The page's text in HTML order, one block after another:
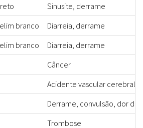
Sinusite, derrame
branco
Diarreia, derrame
branco
Diarreia, derrame
Câncer
Acidente vascular cerebral
Derrame, convulsão, dor
Trombose